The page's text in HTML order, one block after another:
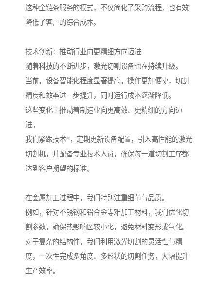
这种全链条服务的模式，不仅简化了采购流程，也有效
降低了客户的综合成本。
技术创新：推动行业向更精细方向迈进
随着科技的不断进步，激光切割设备也在持续升级。
当前，设备智能化程度显著提高，操作更加便捷，切割
精度和效率进一步提升，同时运行成本逐渐降低。
这些变化正推动着制造业向更高效、更精细的方向迈
进。
我们紧跟技术*，定期更新设备配置，引入高性能的激光
切割机，并配备专业技术人员，确保每一道切割工序都
达到客户期望的标准。
在金属加工过程中，我们特别注重细节与品质。
例如，针对不锈钢和铝合金等难加工材料，我们优化切
割参数，确保热影响区较小化，避免材料变形或氧化。
对于复杂的结构件，我们利用激光切割的灵活性与精
度，一次性完成多角度、多形状的切割任务，大幅提升
生产效率。